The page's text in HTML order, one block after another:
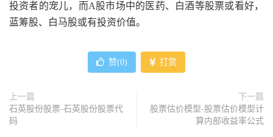
投资者的宠儿，而A股市场中的医药、白酒等股票或看好，
蓝筹股、白马股或有投资价值。
赞(0) 打赏
上一篇
石英股份股票-石英股份股票代
码
下一篇
股票估价模型-股票估价模型计
算内部收益率公式